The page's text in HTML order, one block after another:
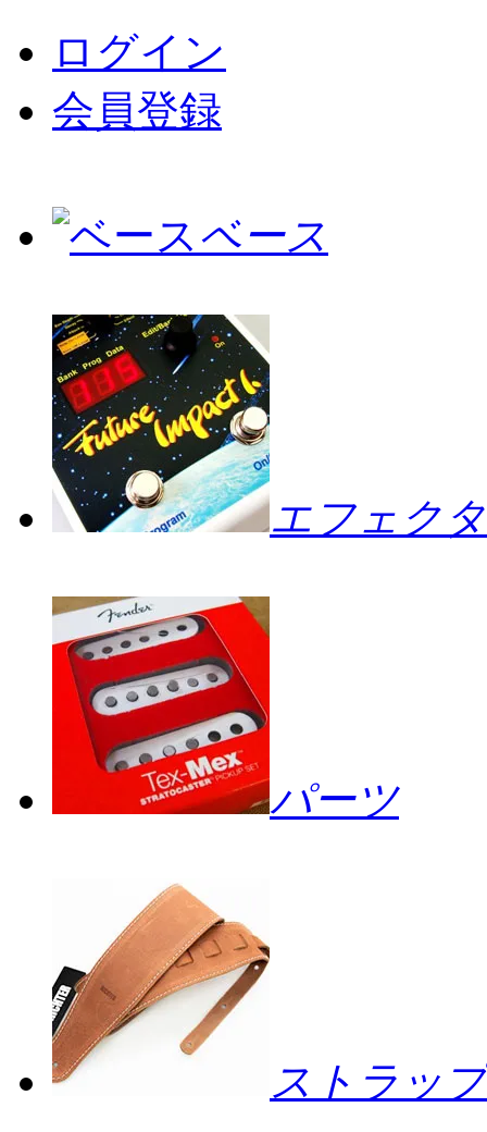
ログイン
会員登録
ベース
エフェク
パーツ
ストラップ